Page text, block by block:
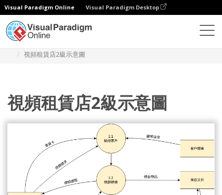
Visual Paradigm Online Visual Paradigm Desktop
視頻租賃店2級示意圖
視頻租賃店2級示意圖